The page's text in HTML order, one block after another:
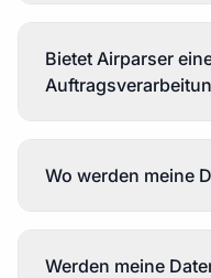
Bietet Airparser
Wo werden meine
Werden meine